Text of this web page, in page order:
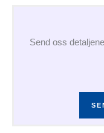
Send oss